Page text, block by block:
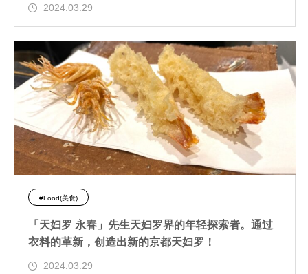
2024.03.29
#Food(美食)
「天妇罗 永春」先生天妇罗界的年轻探索者。通过
衣料的革新，创造出新的京都天妇罗！
2024.03.29